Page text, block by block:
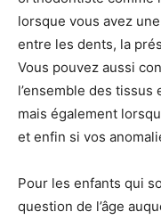
lorsque vous avez
entre les dents, la
Vous pouvez aussi
l’ensemble des
mais également
et enfin si vos
Pour les enfants qui
question de l’âge